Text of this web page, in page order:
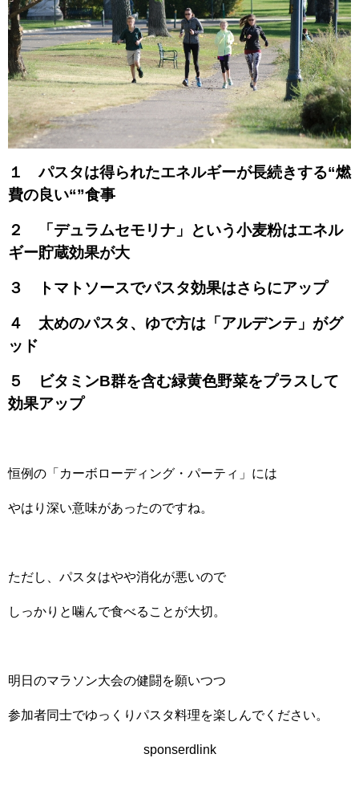
１ パスタは得られたエネルギーが長続きする“燃
費の良い“”食事
２ 「デュラムセモリナ」という小麦粉はエネル
ギー貯蔵効果が大
３ トマトソースでパスタ効果はさらにアップ
４ 太めのパスタ、ゆで方は「アルデンテ」がグ
ッド
５ ビタミンB群を含む緑黄色野菜をプラスして
効果アップ
恒例の「カーボローディング・パーティ」には
やはり深い意味があったのですね。
ただし、パスタはやや消化が悪いので
しっかりと噛んで食べることが大切。
明日のマラソン大会の健闘を願いつつ
参加者同士でゆっくりパスタ料理を楽しんでください。
sponserdlink